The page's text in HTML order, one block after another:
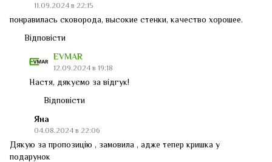
11.09.2024 в 22:15
понравилась сковорода, высокие стенки, качество хорошее.
Відповісти
EVMAR
12.09.2024 в 19:18
Настя, дякуємо за відгук!
Відповісти
Яна
04.08.2024 в 22:06
Дякую за пропозицію , замовила , адже тепер кришка у
подарунок